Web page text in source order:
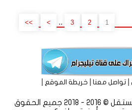
1
2
3
..
>
>>
|تواصل معنا|خريطة الموقع
موقع ( لا ) الأخباري المستقل © 2016 - 2018 جميع الحقوق